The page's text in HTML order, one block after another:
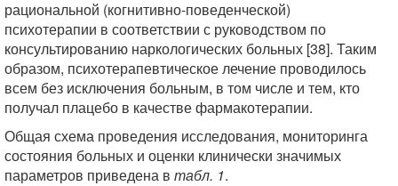
рациональной (когнитивно-поведенческой)
психотерапии в соответствии с руководством по
консультированию наркологических больных [38]. Таким
образом, психотерапевтическое лечение проводилось
всем без исключения больным, в том числе и тем, кто
получал плацебо в качестве фармакотерапии.
Общая схема проведения исследования, мониторинга
состояния больных и оценки клинически значимых
параметров приведена в табл. 1.